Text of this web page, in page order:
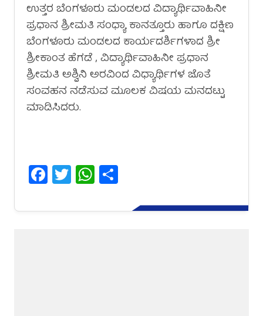
ಉತ್ತರ ಬೆಂಗಳೂರು ಮಂಡಲದ ವಿದ್ಯಾರ್ಥಿವಾಹಿನೀ
ಪ್ರಧಾನ ಶ್ರೀಮತಿ ಸಂಧ್ಯಾ ಕಾನತ್ತೂರು ಹಾಗೂ ದಕ್ಷಿಣ
ಬೆಂಗಳೂರು ಮಂಡಲದ ಕಾರ್ಯದರ್ಶಿಗಳಾದ ಶ್ರೀ
ಶ್ರೀಕಾಂತ ಹೆಗಡೆ , ವಿದ್ಯಾರ್ಥಿವಾಹಿನೀ ಪ್ರಧಾನ
ಶ್ರೀಮತಿ ಅಶ್ವಿನಿ ಅರವಿಂದ ವಿಧ್ಯಾರ್ಥಿಗಳ ಜೊತೆ
ಸಂವಹನ ನಡೆಸುವ ಮೂಲಕ ವಿಷಯ ಮನದಟ್ಟು
ಮಾಡಿಸಿದರು.
Facebook
TwitterWhatsApp